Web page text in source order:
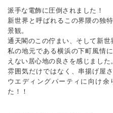
派手な電飾に圧倒されました！
新世界と呼ばれるこの界隈の独
景観。
通天閣のこの佇まい、そして新世
私の地元である横浜の下町風情
えない居心地の良さを感じました
雰囲気だけではなく、串揚げ屋
ウエディングパーティに向け余
た！！